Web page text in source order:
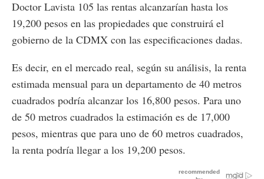
Doctor Lavista 105 las rentas alcanzarían hasta los
19,200 pesos en las propiedades que construirá el
gobierno de la CDMX con las especificaciones dadas.
Es decir, en el mercado real, según su análisis, la renta
estimada mensual para un departamento de 40 metros
cuadrados podría alcanzar los 16,800 pesos. Para uno
de 50 metros cuadrados la estimación es de 17,000
pesos, mientras que para uno de 60 metros cuadrados,
la renta podría llegar a los 19,200 pesos.